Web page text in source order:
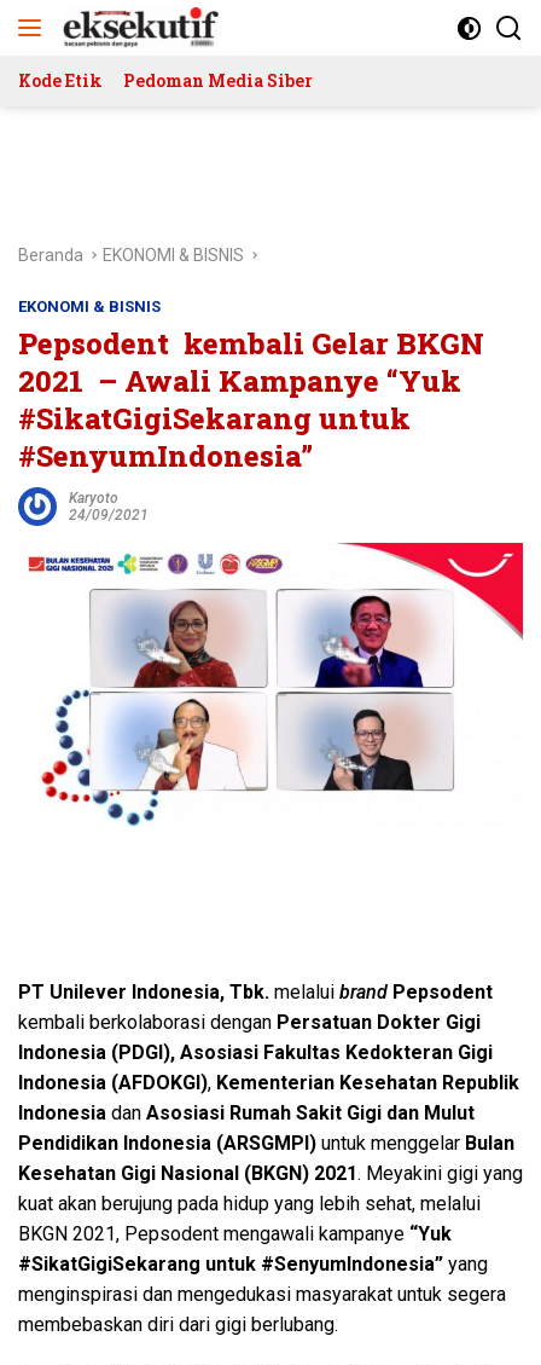
Kode Etik Pedoman Media Siber
Beranda EKONOMI & BISNIS
EKONOMI & BISNIS
Pepsodent kembali Gelar BKGN
2021 – Awali Kampanye “Yuk
#SikatGigiSekarang untuk
#SenyumIndonesia”
Karyoto
24/09/2021
PT Unilever Indonesia, Tbk. melalui brand Pepsodent
kembali berkolaborasi dengan Persatuan Dokter Gigi
Indonesia (PDGI), Asosiasi Fakultas Kedokteran Gigi
Indonesia (AFDOKGI), Kementerian Kesehatan Republik
Indonesia dan Asosiasi Rumah Sakit Gigi dan Mulut
Pendidikan Indonesia (ARSGMPI) untuk menggelar Bulan
Kesehatan Gigi Nasional (BKGN) 2021. Meyakini gigi yang
kuat akan berujung pada hidup yang lebih sehat, melalui
BKGN 2021, Pepsodent mengawali kampanye “Yuk
#SikatGigiSekarang untuk #SenyumIndonesia” yang
menginspirasi dan mengedukasi masyarakat untuk segera
membebaskan diri dari gigi berlubang.